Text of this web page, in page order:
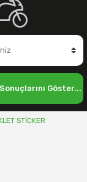
Göster...
STİCKER